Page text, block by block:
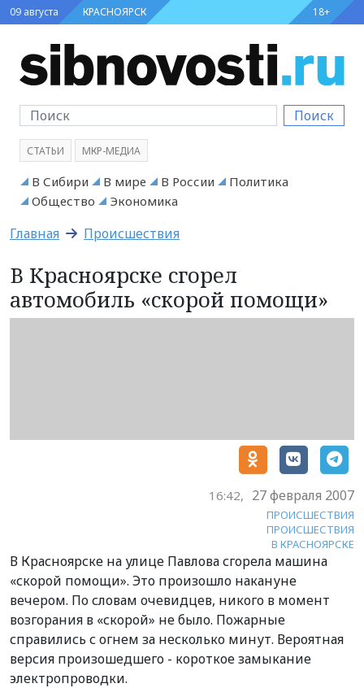
09 августа КРАСНОЯРСК 18+
Поиск
СТАТЬИ МКР-МЕДИА
В Сибири В мире В России
Политика
Общество
Экономика
Главная Происшествия
В Красноярске сгорел
автомобиль «скорой помощи»
16:42, 27 февраля 2007
ПРОИСШЕСТВИЯ
ПРОИСШЕСТВИЯ
В КРАСНОЯРСКЕ
В Красноярске на улице Павлова сгорела машина
«скорой помощи». Это произошло накануне
вечером. По словам очевидцев, никого в момент
возгорания в «скорой» не было. Пожарные
справились с огнем за несколько минут. Вероятная
версия произошедшего - короткое замыкание
электропроводки.